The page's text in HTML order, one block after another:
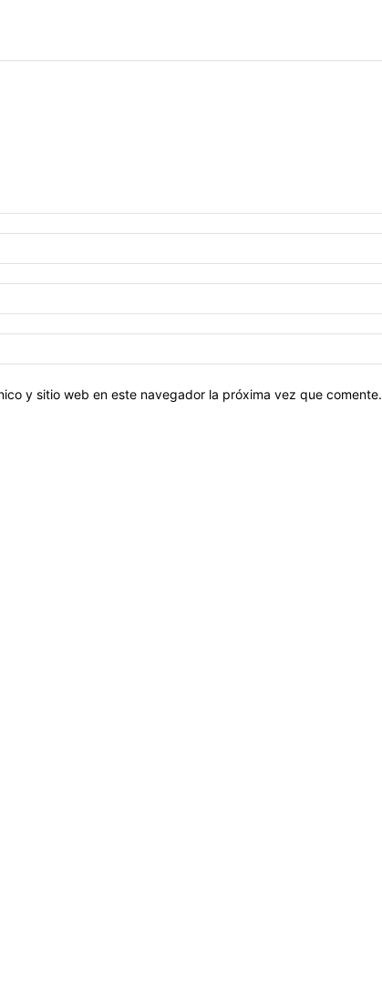
y sitio web en este navegador la próxima vez que comente.